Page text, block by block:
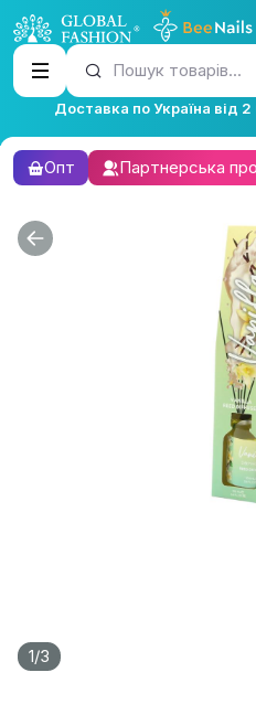
Пошук товарів...
Доставка по Україна від
Опт Партнерська
1/3